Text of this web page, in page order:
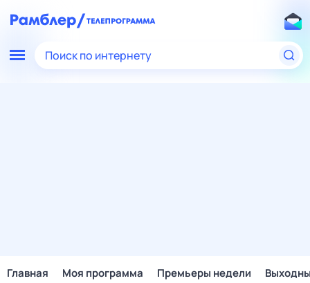
Поиск по интернету
Главная Моя программа Премьеры недели